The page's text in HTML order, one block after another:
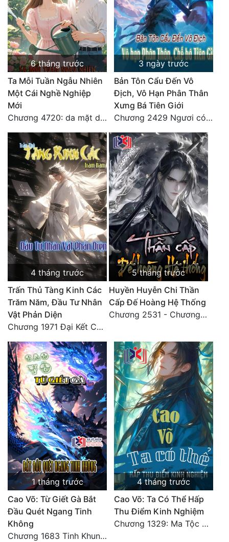
Tu Chân
Tu Tiên
Tội Phạm
Vô Địch
Võ Hiệp
Võng Du
Xuyên Không
Xuyên Nhanh
Xuyên Sách
Xuyên Thư
Điền Văn
Đô Thị
Đông Phương
Đông Phương Huyền Huyễn
Đồng Nhân
Ngự Thú
Truyện Nam
Truyện Nữ
Vô Địch Lưu
Xây Dựng Thế Lực
Đam Mỹ
Đẹp
Đẹp Hiệp
Tính Cách Nhân Vật :
6 tháng trước
Ta Mỗi Tuần Ngẫu Nhiên
Một Cái Nghề Nghiệp
Mới
Chương 4720: da mặt dày
3 ngày trước
Bản Tôn Cẩu Đến Vô
Địch, Vô Hạn Phân Thân
Xưng Bá Tiên Giới
Chương 2429 Ngươi có tuệ nhãn? Ta có...
4 tháng trước
Trấn Thủ Tàng Kinh Các
Trăm Năm, Đầu Tư Nhân
Vật Phản Diện
Chương 1971 Đại Kết Cục!
5 tháng trước
Huyền Huyễn Chi Thần
Cấp Đế Hoàng Hệ Thống
Chương 2531 - Chương cuối
1 tháng trước
Cao Võ: Từ Giết Gà Bắt
Đầu Quét Ngang Tinh
Không
Chương 1683 Tinh Khung Võ Thánh (Hết)
4 tháng trước
Cao Võ: Ta Có Thể Hấp
Thu Điểm Kinh Nghiệm
Chương 1329: Ma Tộc đại công chúa Thương Nguyệt